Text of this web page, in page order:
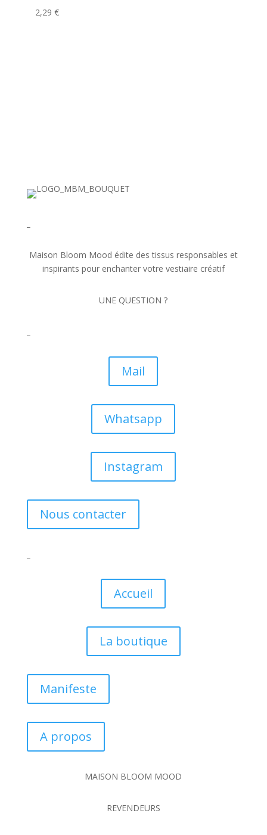
2,29 €
Maison Bloom Mood édite des tissus responsables et
inspirants pour enchanter votre vestiaire créatif
UNE QUESTION ?
Mail
Whatsapp
Instagram
Nous contacter
Accueil
La boutique
Manifeste
A propos
MAISON BLOOM MOOD
REVENDEURS